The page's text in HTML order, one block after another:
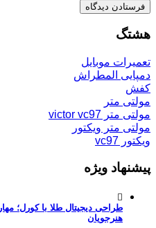
هشتگ
تعمیرات موبایل
دمپایی المطراش
کفش
مولتی متر
مولتی متر victor vc97
مولتی متر ویکتور
ویکتور vc97
پیشنهاد ویژه
طراحی دیجیتال طلا با کورل؛
هنرجویان